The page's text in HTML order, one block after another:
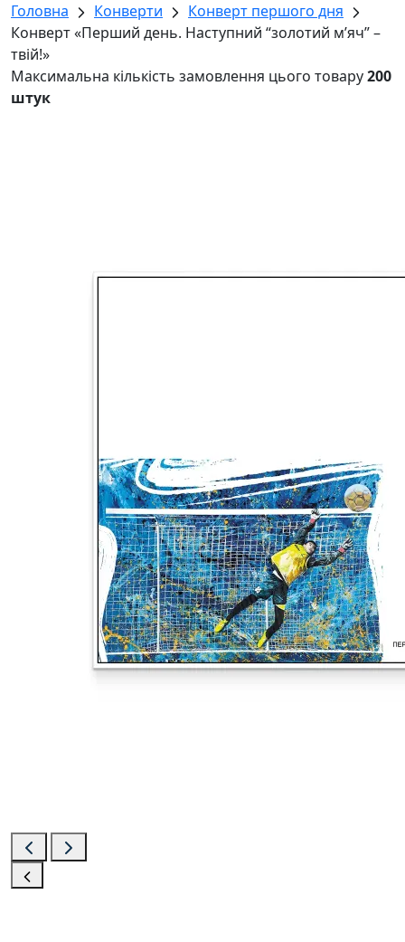
Головна
Конверти
Конверт першого дня
Конверт «Перший день. Наступний “золотий м’яч” –
твій!»
Максимальна кількість замовлення цього товару200
штук